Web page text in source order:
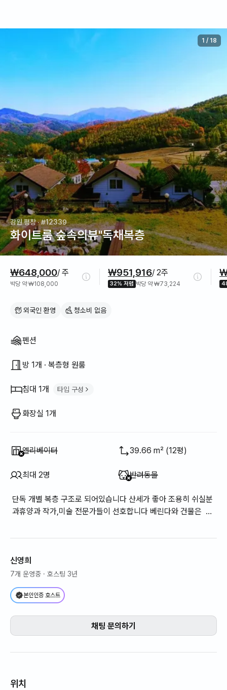
강원 평창· #12339
화이트룸 숲속의뷰"독채복층
1 / 18
₩648,000/ 주
박당 약 ₩108,000
₩951,916/ 2주
32% 저렴 박당 약 ₩73,224
외국인 환영 청소비 없음
집 구조
펜션
방 1개 · 복층형 원룸
침대 1개 타입 구성
화장실 1개
이용 불가:
엘리베이터 39.66 m² (12평)
최대 2명 이용 불가
반려동물
단독 개별 복층 구조로 되어있습니다 산세가 좋아 조용히 쉬실분
과휴양과 작가,미술 전문가들이 선호합니다 베린다와 건물은 코
링"하기에 최고"입니다
신영희
7개 운영중 · 호스팅 3년
본인인증 호스트
채팅 문의하기
위치